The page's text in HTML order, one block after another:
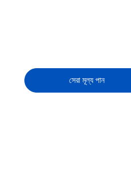
সেরা মূল্য পান